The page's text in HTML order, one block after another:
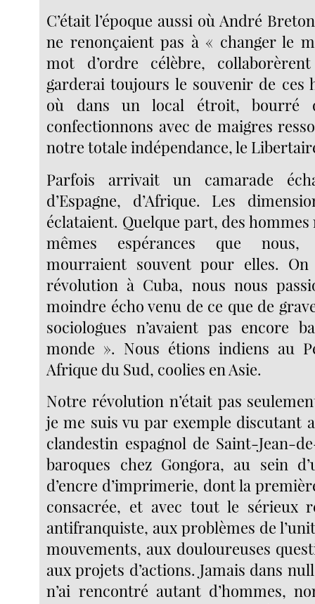
C’était l’époque aussi où André
ne renonçaient pas à « changer le
mot d’ordre célèbre,
garderai toujours le souvenir de ces
où dans un local étroit, bourré
confectionnons avec de maigres
notre totale indépendance, le
Parfois arrivait un camarade
d’Espagne, d’Afrique. Les
éclataient. Quelque part, des
mêmes espérances que
mourraient souvent pour elles.
révolution à Cuba, nous nous
moindre écho venu de ce que de
sociologues n’avaient pas encore
monde ». Nous étions indiens au
Afrique du Sud, coolies en Asie.
Notre révolution n’était pas
je me suis vu par exemple discutant
clandestin espagnol de Saint-Jean-
baroques chez Gongora, au sein
d’encre d’imprimerie, dont la
consacrée, et avec tout le sérieux
antifranquiste, aux problèmes de
mouvements, aux douloureuses
aux projets d’actions. Jamais dans
n’ai rencontré autant d’hommes,